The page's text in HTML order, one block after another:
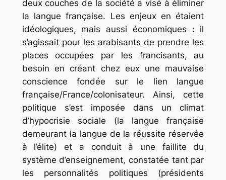
deux couches de la société a visé à éliminer
la langue française. Les enjeux en étaient
idéologiques, mais aussi économiques : il
s’agissait pour les arabisants de prendre les
places occupées par les francisants, au
besoin en créant chez eux une mauvaise
conscience fondée sur le lien langue
française/France/colonisateur. Ainsi, cette
politique s’est imposée dans un climat
d’hypocrisie sociale (la langue française
demeurant la langue de la réussite réservée
à l’élite) et a conduit à une faillite du
système d’enseignement, constatée tant par
les personnalités politiques (présidents